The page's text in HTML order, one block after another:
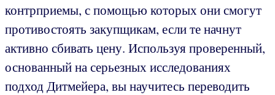
контрприемы, с помощью которых они смогут
противостоять закупщикам, если те начнут
активно сбивать цену. Используя проверенный,
основанный на серьезных исследованиях
подход Дитмейера, вы научитесь переводить